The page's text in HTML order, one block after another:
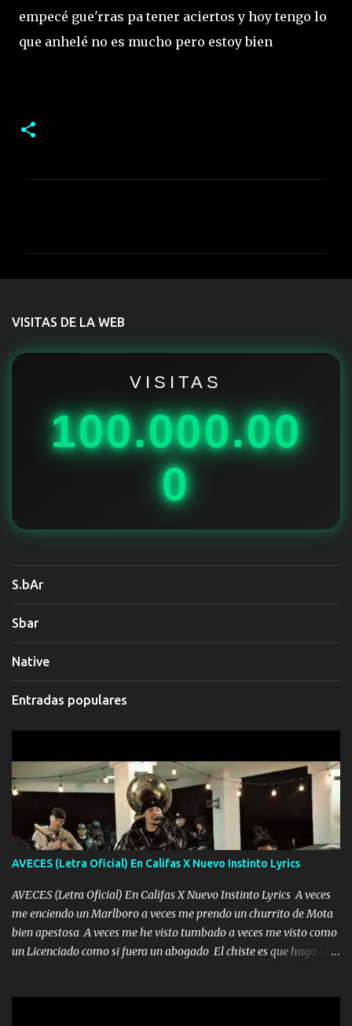
empecé gue'rras pa tener aciertos y hoy tengo lo
que anhelé no es mucho pero estoy bien
t
r
VISITAS DE LA WEB
VISITAS
100.000.00
0
S.bAr
Sbar
Native
Entradas populares
AVECES (Letra Oficial) En Califas X Nuevo Instinto Lyrics
AVECES (Letra Oficial) En Califas X Nuevo Instinto Lyrics A veces
me enciendo un Marlboro a veces me prendo un churrito de Mota
bien apestosa A veces me he visto tumbado a veces me visto como
un Licenciado como si fuera un abogado El chiste es que hago lo